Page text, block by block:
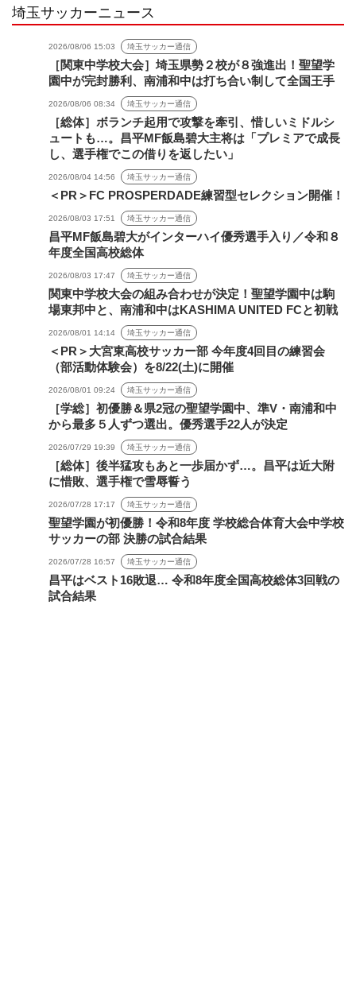
埼玉サッカーニュース
2026/08/06 15:03 埼玉サッカー通信
［関東中学校大会］埼玉県勢２校が８強進出！聖望学
園中が完封勝利、南浦和中は打ち合い制して全国王手
2026/08/06 08:34 埼玉サッカー通信
［総体］ボランチ起用で攻撃を牽引、惜しいミドルシ
ュートも…。昌平MF飯島碧大主将は「プレミアで成長
し、選手権でこの借りを返したい」
2026/08/04 14:56 埼玉サッカー通信
＜PR＞FC PROSPERDADE練習型セレクション開催！
2026/08/03 17:51 埼玉サッカー通信
昌平MF飯島碧大がインターハイ優秀選手入り／令和８
年度全国高校総体
2026/08/03 17:47 埼玉サッカー通信
関東中学校大会の組み合わせが決定！聖望学園中は駒
場東邦中と、南浦和中はKASHIMA UNITED FCと初戦
2026/08/01 14:14 埼玉サッカー通信
＜PR＞大宮東高校サッカー部 今年度4回目の練習会
（部活動体験会）を8/22(土)に開催
2026/08/01 09:24 埼玉サッカー通信
［学総］初優勝＆県2冠の聖望学園中、準V・南浦和中
から最多５人ずつ選出。優秀選手22人が決定
2026/07/29 19:39 埼玉サッカー通信
［総体］後半猛攻もあと一歩届かず…。昌平は近大附
に惜敗、選手権で雪辱誓う
2026/07/28 17:17 埼玉サッカー通信
聖望学園が初優勝！令和8年度 学校総合体育大会中学校
サッカーの部 決勝の試合結果
2026/07/28 16:57 埼玉サッカー通信
昌平はベスト16敗退… 令和8年度全国高校総体3回戦の
試合結果